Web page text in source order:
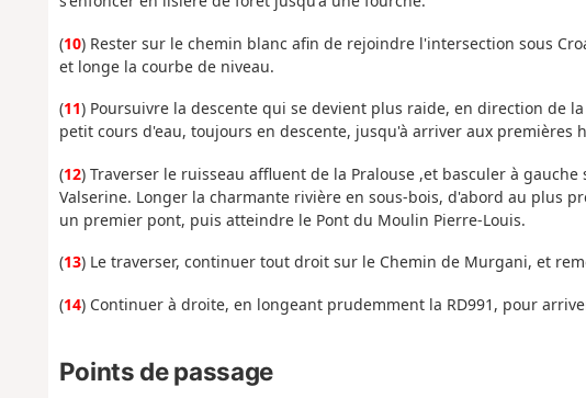
(10) Rester sur le chemin blanc afin de rejoindre l'intersection sous
et longe la courbe de niveau.
(11) Poursuivre la descente qui se devient plus raide, en direction de
petit cours d'eau, toujours en descente, jusqu'à arriver aux premières
(12) Traverser le ruisseau affluent de la Pralouse ,et basculer à
Valserine. Longer la charmante rivière en sous-bois, d'abord au plus
un premier pont, puis atteindre le Pont du Moulin Pierre-Louis.
(13) Le traverser, continuer tout droit sur le Chemin de Murgani, et
(14) Continuer à droite, en longeant prudemment la RD991, pour
Points de passage